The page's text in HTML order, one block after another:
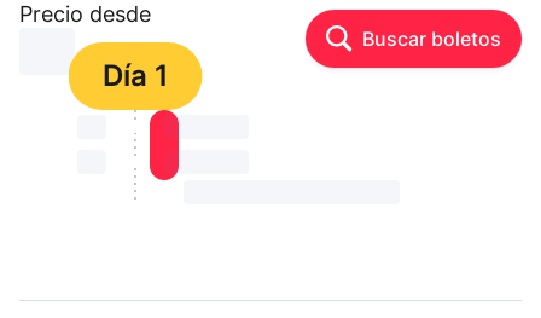
Precio desde
⏳⏳ Buscar boletos
Día 1
⏳⏳ ⏳ ⏳⏳
⏳⏳ ⏳ ⏳⏳